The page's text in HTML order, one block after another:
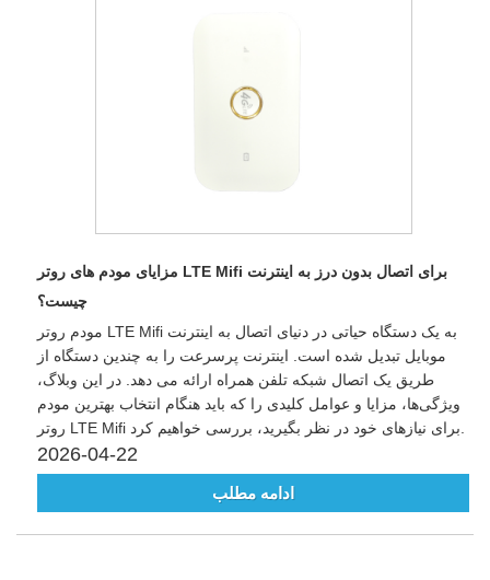
مزایای مودم های روتر LTE Mifi برای اتصال بدون درز به اینترنت
چیست؟
مودم روتر LTE Mifi به یک دستگاه حیاتی در دنیای اتصال به اینترنت
موبایل تبدیل شده است. اینترنت پرسرعت را به چندین دستگاه از
طریق یک اتصال شبکه تلفن همراه ارائه می دهد. در این وبلاگ،
ویژگی‌ها، مزایا و عوامل کلیدی را که باید هنگام انتخاب بهترین مودم
2026-04-22
ادامه مطلب